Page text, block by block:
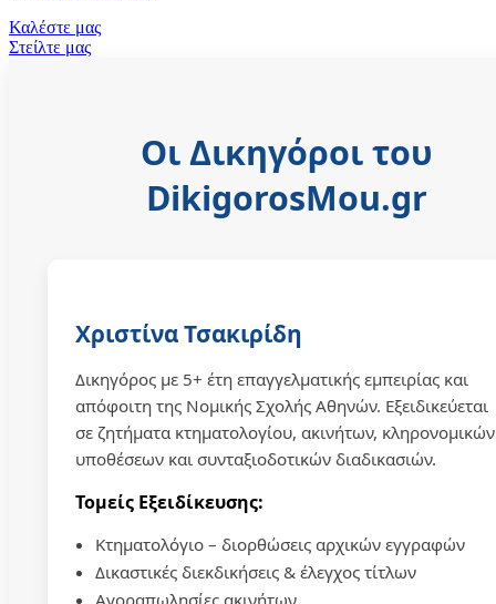
Καλέστε μας
Στείλτε μας
Οι Δικηγόροι του
DikigorosMou.gr
Χριστίνα Τσακιρίδη
Δικηγόρος με 5+ έτη επαγγελματικής εμπειρίας και
απόφοιτη της Νομικής Σχολής Αθηνών. Εξειδικεύεται
σε ζητήματα κτηματολογίου, ακινήτων, κληρονομικών
υποθέσεων και συνταξιοδοτικών διαδικασιών.
Τομείς Εξειδίκευσης:
Κτηματολόγιο – διορθώσεις αρχικών εγγραφών
Δικαστικές διεκδικήσεις & έλεγχος τίτλων
Αγοραπωλησίες ακινήτων